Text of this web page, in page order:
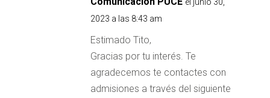
2023 a las 8:43 am
Estimado Tito,
Gracias por tu interés. Te
agradecemos te contactes con
admisiones a través del siguiente